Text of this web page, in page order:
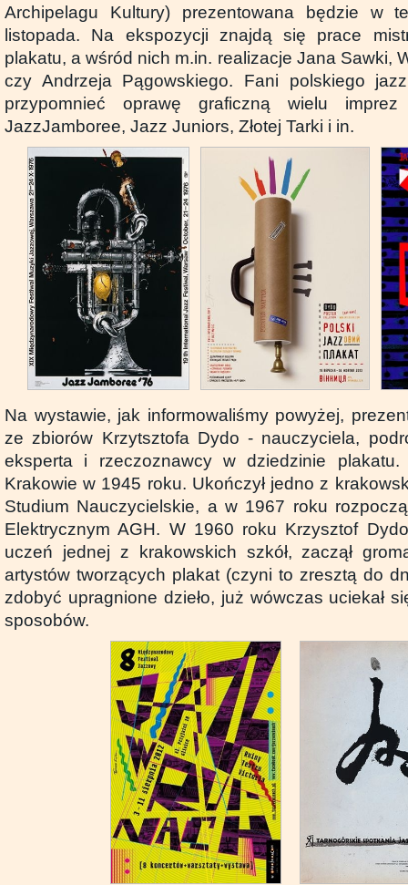
Archipelagu Kultury) prezentowana będzie w
listopada. Na ekspozycji znajdą się prace
plakatu, a wśród nich m.in. realizacje Jana Sawki,
czy Andrzeja Pągowskiego. Fani polskiego
przypomnieć oprawę graficzną wielu imprez
JazzJamboree, Jazz Juniors, Złotej Tarki i in.
Na wystawie, jak informowaliśmy powyżej,
ze zbiorów Krzytsztofa Dydo - nauczyciela,
eksperta i rzeczoznawcy w dziedzinie
Krakowie w 1945 roku. Ukończył jedno z
Studium Nauczycielskie, a w 1967 roku
Elektrycznym AGH. W 1960 roku Krzysztof
uczeń jednej z krakowskich szkół, zaczął
artystów tworzących plakat (czyni to zresztą do
zdobyć upragnione dzieło, już wówczas uciekał
sposobów.